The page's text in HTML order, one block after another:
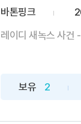
바톤핑크
레이디 새녹스 사건
보유 2